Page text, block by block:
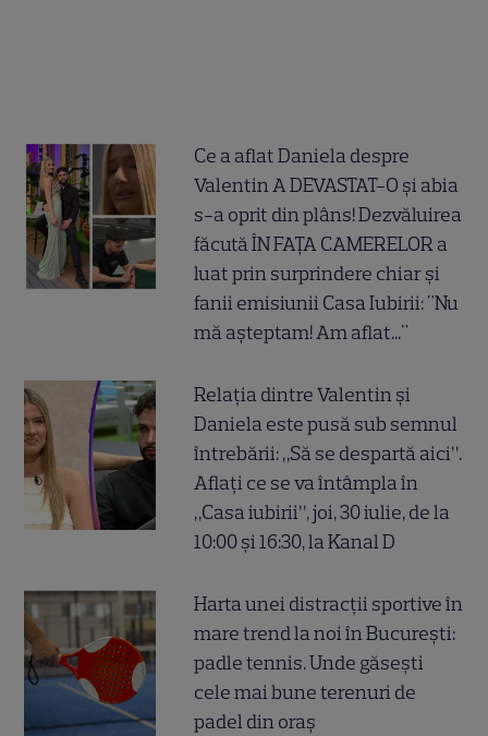
Ce a aflat Daniela despre
Valentin A DEVASTAT-O și abia
s-a oprit din plâns! Dezvăluirea
făcută ÎN FAȚA CAMERELOR a
luat prin surprindere chiar și
fanii emisiunii Casa Iubirii: "Nu
mă așteptam! Am aflat..."
Relația dintre Valentin și
Daniela este pusă sub semnul
întrebării: „Să se despartă aici”.
Aflați ce se va întâmpla în
„Casa iubirii”, joi, 30 iulie, de la
10:00 și 16:30, la Kanal D
Harta unei distracții sportive în
mare trend la noi în București:
padle tennis. Unde găsești
cele mai bune terenuri de
padel din oraș